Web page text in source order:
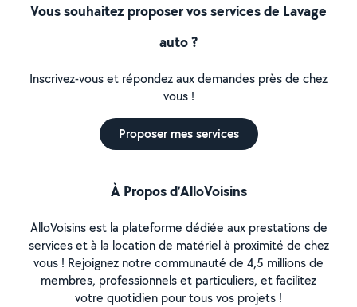
Vous souhaitez proposer vos services de Lavage
auto ?
Inscrivez-vous et répondez aux demandes près de chez
vous !
Proposer mes services
À Propos d’AlloVoisins
AlloVoisins est la plateforme dédiée aux prestations de
services et à la location de matériel à proximité de chez
vous ! Rejoignez notre communauté de 4,5 millions de
membres, professionnels et particuliers, et facilitez
votre quotidien pour tous vos projets !